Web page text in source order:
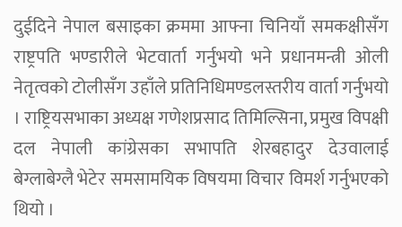
दुईदिने नेपाल बसाइका क्रममा आफ्ना चिनियाँ समकक्षीसँग
राष्ट्रपति भण्डारीले भेटवार्ता गर्नुभयो भने प्रधानमन्त्री ओली
नेतृत्वको टोलीसँग उहाँले प्रतिनिधिमण्डलस्तरीय वार्ता गर्नुभयो
। राष्ट्रियसभाका अध्यक्ष गणेशप्रसाद तिमिल्सिना, प्रमुख विपक्षी
दल नेपाली कांग्रेसका सभापति शेरबहादुर देउवालाई
बेग्लाबेग्लै भेटेर समसामयिक विषयमा विचार विमर्श गर्नुभएको
थियो ।